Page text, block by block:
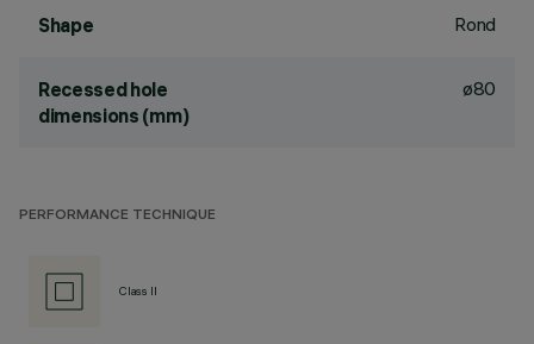
Shape Rond
Recessed hole
dimensions (mm)
ø80
PERFORMANCE TECHNIQUE
Class II